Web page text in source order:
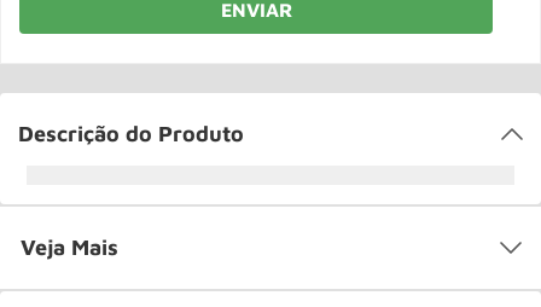
ENVIAR
Descrição do Produto
Veja Mais